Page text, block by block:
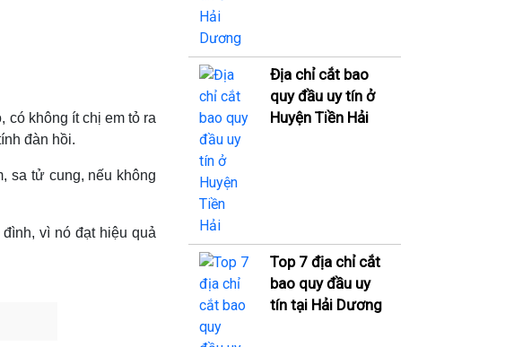
có không ít chị em tỏ ra
đàn hồi.
sa tử cung, nếu không
vì nó đạt hiệu quả
Địa chỉ cắt bao
quy đầu uy tín ở
Huyện Tiền Hải
Top 7 địa chỉ cắt
bao quy đầu uy
tín tại Hải Dương